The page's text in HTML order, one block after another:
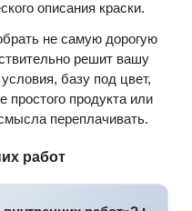
описания краски.
не самую дорогую
решит вашу
базу под цвет,
простого продукта или
переплачивать.
работ